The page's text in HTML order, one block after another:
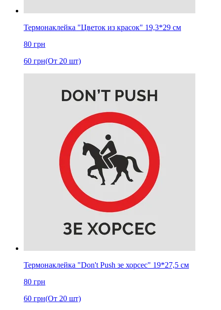
Термонаклейка "Цветок из красок" 19,3*29 см
80 грн
60 грн(От 20 шт)
Термонаклейка "Don't Push зе хорсес" 19*27,5 см
80 грн
60 грн(От 20 шт)